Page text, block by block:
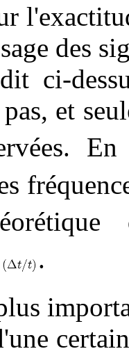
des
ci-
et
.